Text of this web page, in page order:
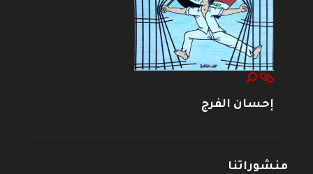
إحسان الفرج
منشوراتنا